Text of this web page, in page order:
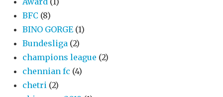
BFC (8)
BINO GORGE (1)
Bundesliga (2)
champions league (2)
chennian fc (4)
chetri (2)